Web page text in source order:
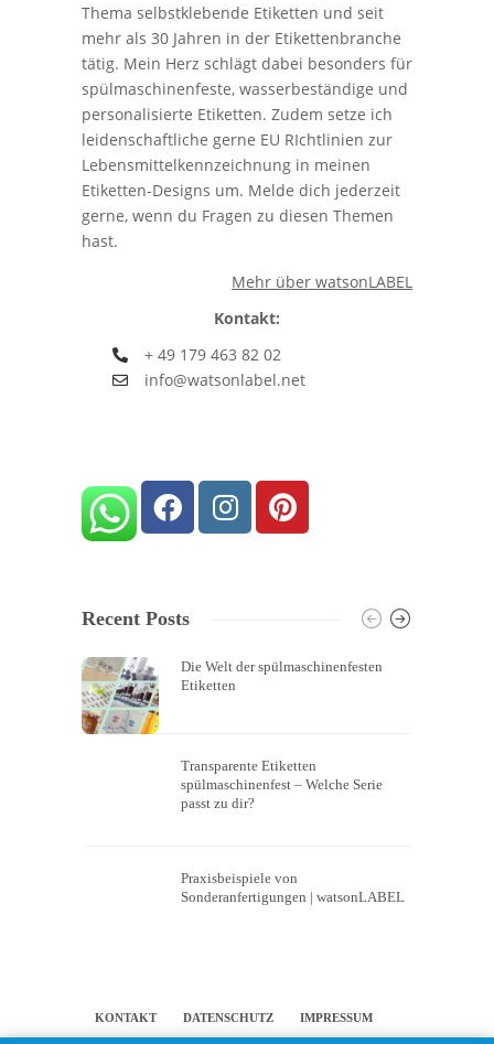
Thema selbstklebende Etiketten und seit
mehr als 30 Jahren in der Etikettenbranche
tätig. Mein Herz schlägt dabei besonders für
spülmaschinenfeste, wasserbeständige und
personalisierte Etiketten. Zudem setze ich
leidenschaftliche gerne EU RIchtlinien zur
Lebensmittelkennzeichnung in meinen
Etiketten-Designs um. Melde dich jederzeit
gerne, wenn du Fragen zu diesen Themen
hast.
Mehr über watsonLABEL
Kontakt:
+ 49 179 463 82 02
info@watsonlabel.net
Recent Posts
Die Welt der spülmaschinenfesten
Etiketten
Transparente Etiketten
spülmaschinenfest – Welche Serie
passt zu dir?
Praxisbeispiele von
Sonderanfertigungen | watsonLABEL
KONTAKT DATENSCHUTZ IMPRESSUM